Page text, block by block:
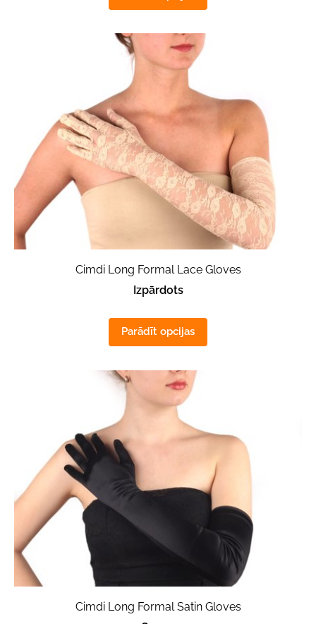
Cimdi Long Formal Lace Gloves
Izpārdots
Parādīt opcijas
Cimdi Long Formal Satin Gloves